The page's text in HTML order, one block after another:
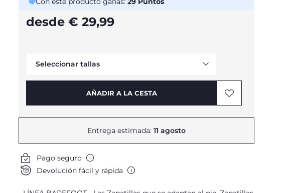
desde € 29,99
Seleccionar tallas
Avísame
AÑADIR A LA CESTA
Entrega estimada: 11 agosto
Pago seguro
Devolución fácil y rápida